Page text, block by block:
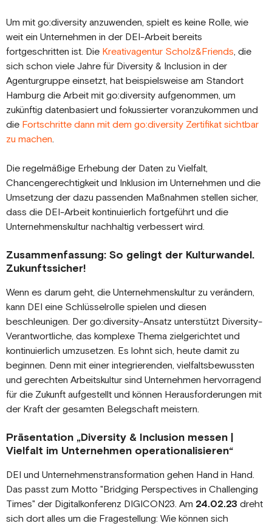
Um mit go:diversity anzuwenden, spielt es keine Rolle, wie
weit ein Unternehmen in der DEI-Arbeit bereits
fortgeschritten ist. Die Kreativagentur Scholz&Friends, die
sich schon viele Jahre für Diversity & Inclusion in der
Agenturgruppe einsetzt, hat beispielsweise am Standort
Hamburg die Arbeit mit go:diversity aufgenommen, um
zukünftig datenbasiert und fokussierter voranzukommen und
die Fortschritte dann mit dem go:diversity Zertifikat sichtbar
zu machen.
Die regelmäßige Erhebung der Daten zu Vielfalt,
Chancengerechtigkeit und Inklusion im Unternehmen und die
Umsetzung der dazu passenden Maßnahmen stellen sicher,
dass die DEI-Arbeit kontinuierlich fortgeführt und die
Unternehmenskultur nachhaltig verbessert wird.
Zusammenfassung: So gelingt der Kulturwandel.
Zukunftssicher!
Wenn es darum geht, die Unternehmenskultur zu verändern,
kann DEI eine Schlüsselrolle spielen und diesen
beschleunigen. Der go:diversity-Ansatz unterstützt Diversity-
Verantwortliche, das komplexe Thema zielgerichtet und
kontinuierlich umzusetzen. Es lohnt sich, heute damit zu
beginnen. Denn mit einer integrierenden, vielfaltsbewussten
und gerechten Arbeitskultur sind Unternehmen hervorragend
für die Zukunft aufgestellt und können Herausforderungen mit
der Kraft der gesamten Belegschaft meistern.
Präsentation „Diversity & Inclusion messen |
Vielfalt im Unternehmen operationalisieren“
DEI und Unternehmenstransformation gehen Hand in Hand.
Das passt zum Motto "Bridging Perspectives in Challenging
Times" der Digitalkonferenz DIGICON23. Am 24.02.23 dreht
sich dort alles um die Fragestellung: Wie können sich